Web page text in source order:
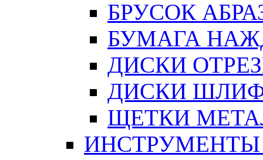
БРУСОК
БУМАГА
ДИСКИ
ДИСКИ
ЩЕТКИ
ИНСТРУМЕНТЫ